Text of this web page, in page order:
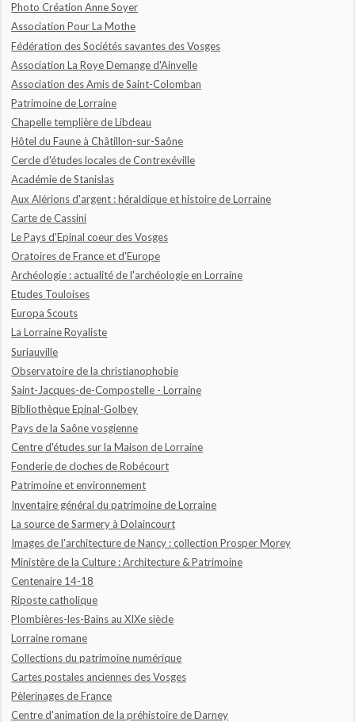
Photo Création Anne Soyer
Association Pour La Mothe
Fédération des Sociétés savantes des Vosges
Association La Roye Demange d'Ainvelle
Association des Amis de Saint-Colomban
Patrimoine de Lorraine
Chapelle templière de Libdeau
Hôtel du Faune à Châtillon-sur-Saône
Cercle d'études locales de Contrexéville
Académie de Stanislas
Aux Alérions d'argent : héraldique et histoire de Lorraine
Carte de Cassini
Le Pays d'Epinal coeur des Vosges
Oratoires de France et d'Europe
Archéologie : actualité de l'archéologie en Lorraine
Etudes Touloises
Europa Scouts
La Lorraine Royaliste
Suriauville
Observatoire de la christianophobie
Saint-Jacques-de-Compostelle - Lorraine
Bibliothèque Epinal-Golbey
Pays de la Saône vosgienne
Centre d'études sur la Maison de Lorraine
Fonderie de cloches de Robécourt
Patrimoine et environnement
Inventaire général du patrimoine de Lorraine
La source de Sarmery à Dolaincourt
Images de l'architecture de Nancy : collection Prosper Morey
Ministère de la Culture : Architecture & Patrimoine
Centenaire 14-18
Riposte catholique
Plombières-les-Bains au XIXe siècle
Lorraine romane
Collections du patrimoine numérique
Cartes postales anciennes des Vosges
Pèlerinages de France
Centre d'animation de la préhistoire de Darney